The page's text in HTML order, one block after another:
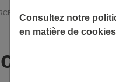
ACTUALITÉS
Consultez notre
en matière de